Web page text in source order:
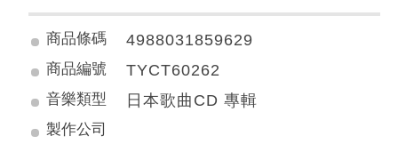
商品條碼 4988031859629
商品編號 TYCT60262
音樂類型 日本歌曲CD 專輯
製作公司